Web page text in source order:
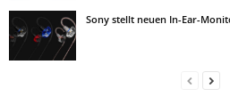
Sony stellt neuen In-Ear-